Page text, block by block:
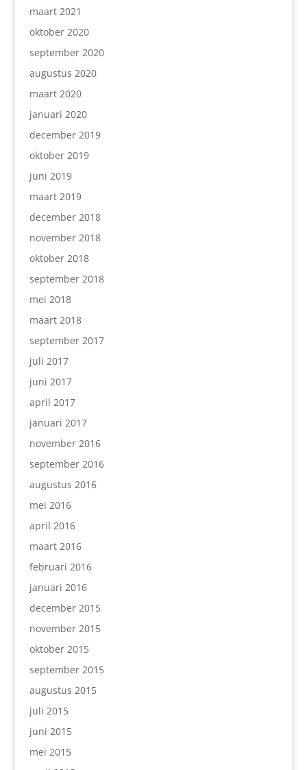
maart 2021
oktober 2020
september 2020
augustus 2020
maart 2020
januari 2020
december 2019
oktober 2019
juni 2019
maart 2019
december 2018
november 2018
oktober 2018
september 2018
mei 2018
maart 2018
september 2017
juli 2017
juni 2017
april 2017
januari 2017
november 2016
september 2016
augustus 2016
mei 2016
april 2016
maart 2016
februari 2016
januari 2016
december 2015
november 2015
oktober 2015
september 2015
augustus 2015
juli 2015
juni 2015
mei 2015